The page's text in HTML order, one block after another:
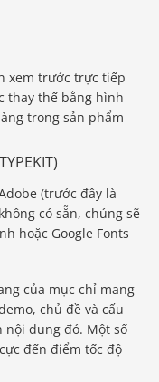
xem trước trực tiếp
thay thế bằng hình
trong sản phẩm
(trước đây là
có sẵn, chúng sẽ
hoặc Google Fonts
của mục chỉ mang
chủ đề và cấu
nội dung đó. Một số
đến điểm tốc độ